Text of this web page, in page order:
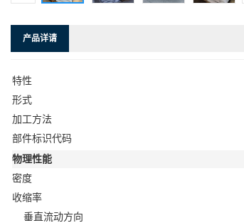
产品详请
特性
形式
加工方法
部件标识代码
物理性能
密度
收缩率
垂直流动方向